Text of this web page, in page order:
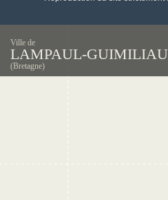
Ville de
LAMPAUL-GUIMILIAU
(Bretagne)